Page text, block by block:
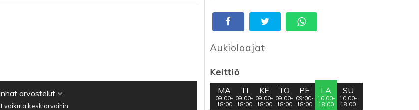
Aukioloajat
Keittiö
MA
09:00-
18:00
TI
09:00-
18:00
KE
09:00-
18:00
TO
09:00-
18:00
PE
09:00-
18:00
LA
10:00-
18:00
SU
10:00-
18:00
arvostelut
vaikuta keskiarvoihin